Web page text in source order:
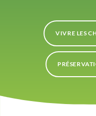
VIVRE LES